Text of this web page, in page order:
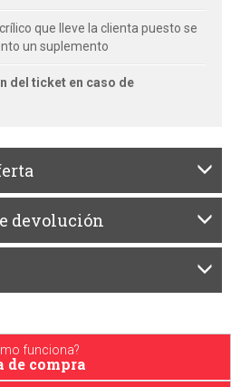
que lleve la clienta puesto se
un suplemento
del ticket en caso de
devolución
funciona?
de compra